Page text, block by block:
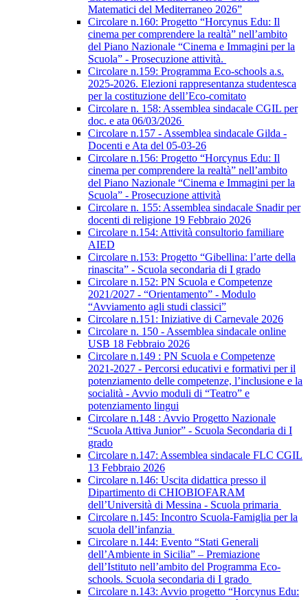
Matematici del Mediterraneo 2026”
Circolare n.160: Progetto “Horcynus Edu: Il
cinema per comprendere la realtà” nell’ambito
del Piano Nazionale “Cinema e Immagini per la
Scuola” - Prosecuzione attività.
Circolare n.159: Programma Eco-schools a.s.
2025-2026. Elezioni rappresentanza studentesca
per la costituzione dell’Eco-comitato
Circolare n. 158: Assemblea sindacale CGIL per
doc. e ata 06/03/2026
Circolare n.157 - Assemblea sindacale Gilda -
Docenti e Ata del 05-03-26
Circolare n.156: Progetto “Horcynus Edu: Il
cinema per comprendere la realtà” nell’ambito
del Piano Nazionale “Cinema e Immagini per la
Scuola” - Prosecuzione attività
Circolare n. 155: Assemblea sindacale Snadir per
docenti di religione 19 Febbraio 2026
Circolare n.154: Attività consultorio familiare
AIED
Circolare n.153: Progetto “Gibellina: l’arte della
rinascita” - Scuola secondaria di I grado
Circolare n.152: PN Scuola e Competenze
2021/2027 - “Orientamento” - Modulo
“Avviamento agli studi classici”
Circolare n.151: Iniziative di Carnevale 2026
Circolare n. 150 - Assemblea sindacale online
USB 18 Febbraio 2026
Circolare n.149 : PN Scuola e Competenze
2021-2027 - Percorsi educativi e formativi per il
potenziamento delle competenze, l’inclusione e la
socialità - Avvio moduli di “Teatro” e
potenziamento lingui
Circolare n.148 : Avvio Progetto Nazionale
“Scuola Attiva Junior” - Scuola Secondaria di I
grado
Circolare n.147: Assemblea sindacale FLC CGIL
13 Febbraio 2026
Circolare n.146: Uscita didattica presso il
Dipartimento di CHIOBIOFARAM
dell’Università di Messina - Scuola primaria
Circolare n.145: Incontro Scuola-Famiglia per la
scuola dell’infanzia
Circolare n.144: Evento “Stati Generali
dell’Ambiente in Sicilia” – Premiazione
dell’Istituto nell’ambito del Programma Eco-
schools. Scuola secondaria di I grado
Circolare n.143: Avvio progetto “Horcynus Edu: